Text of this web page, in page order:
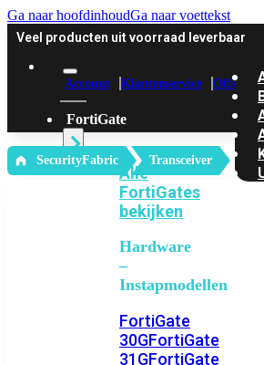
Ga naar hoofdinhoudGa naar voettekst
Veel producten uit voorraad leverbaar
Account Klantenservice Offerte
FortiGate
Alle
FortiGates
bekijken
Hardware
–
Instapmodellen
FortiGate
30GFortiGate
31GFortiGate
‎ SecurityFabric Transceiver